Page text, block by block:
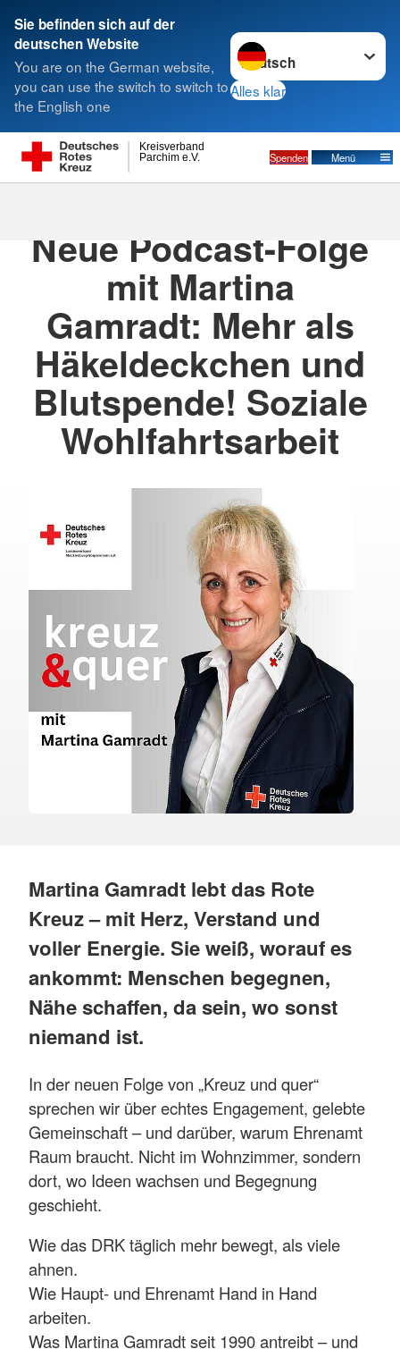
Sie befinden sich auf der
deutschen Website
You are on the German website,
you can use the switch to switch to
the English one
Sprache wechseln zu
Alles klar
Parchim e.V.
Kreisverband
Spenden Menü
Suche
Neue Podcast-Folge
mit Martina
Gamradt: Mehr als
Häkeldeckchen und
Blutspende! Soziale
Wohlfahrtsarbeit
Martina Gamradt lebt das Rote
Kreuz – mit Herz, Verstand und
voller Energie. Sie weiß, worauf es
ankommt: Menschen begegnen,
Nähe schaffen, da sein, wo sonst
niemand ist.
In der neuen Folge von „Kreuz und quer“
sprechen wir über echtes Engagement, gelebte
Gemeinschaft – und darüber, warum Ehrenamt
Raum braucht. Nicht im Wohnzimmer, sondern
dort, wo Ideen wachsen und Begegnung
geschieht.
Wie das DRK täglich mehr bewegt, als viele
ahnen.
Wie Haupt- und Ehrenamt Hand in Hand
arbeiten.
Was Martina Gamradt seit 1990 antreibt – und